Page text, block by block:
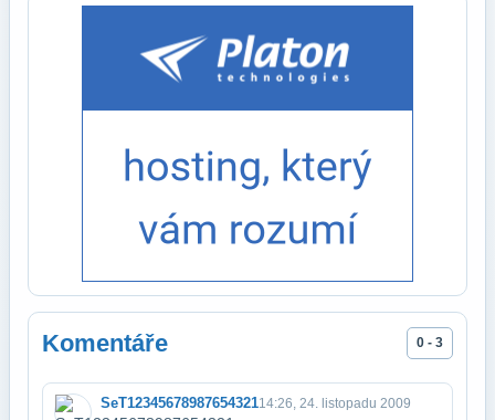
Komentáře 0 - 3
SeT1234567898765432114:26, 24. listopadu 2009